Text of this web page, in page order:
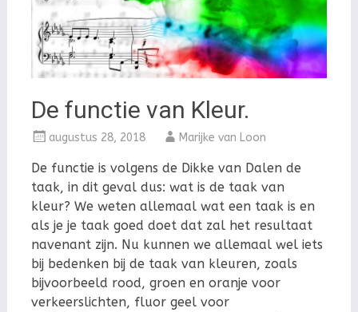
De functie van Kleur.
augustus 28, 2018 Marijke van Loon
De functie is volgens de Dikke van Dalen de
taak, in dit geval dus: wat is de taak van
kleur? We weten allemaal wat een taak is en
als je je taak goed doet dat zal het resultaat
navenant zijn. Nu kunnen we allemaal wel iets
bij bedenken bij de taak van kleuren, zoals
bijvoorbeeld rood, groen en oranje voor
verkeerslichten, fluor geel voor